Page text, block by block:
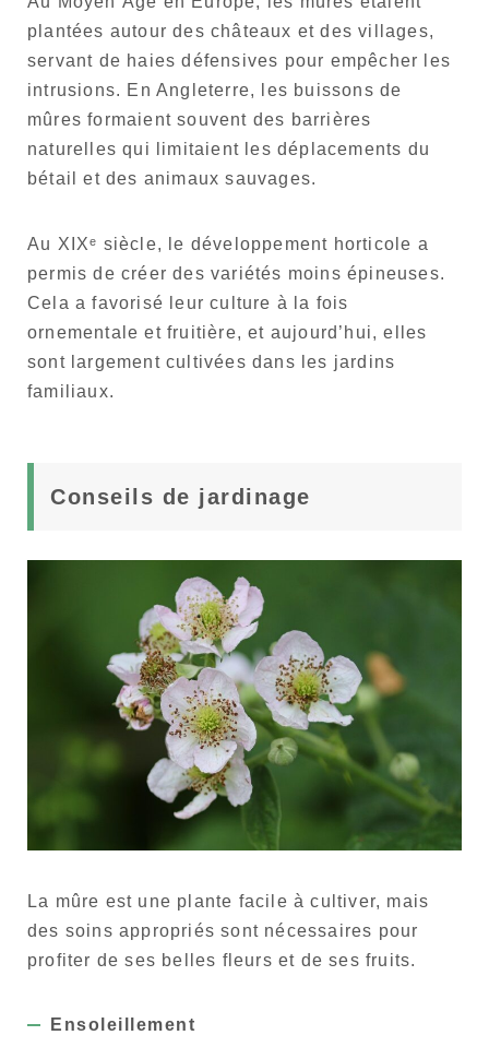
plantées autour des châteaux et des villages,
servant de haies défensives pour empêcher les
intrusions. En Angleterre, les buissons de
mûres formaient souvent des barrières
naturelles qui limitaient les déplacements du
bétail et des animaux sauvages.
Au XIXᵉ siècle, le développement horticole a
permis de créer des variétés moins épineuses.
Cela a favorisé leur culture à la fois
ornementale et fruitière, et aujourd’hui, elles
sont largement cultivées dans les jardins
familiaux.
Conseils de jardinage
La mûre est une plante facile à cultiver, mais
des soins appropriés sont nécessaires pour
profiter de ses belles fleurs et de ses fruits.
Ensoleillement